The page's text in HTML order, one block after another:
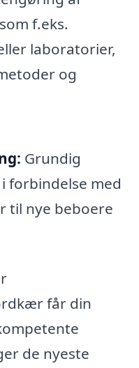
f.eks.
laboratorier,
og
Grundig
forbindelse med
til nye beboere
får din
de nyeste